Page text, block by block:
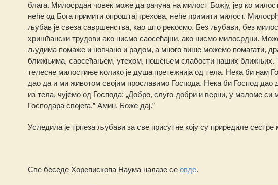
блага. Милосрдан човек може да рачуна на милост Божју, јер ко
неће од Бога примити опроштај грехова, неће примити милост.
љубав је свеза савршенства, као што рекосмо. Без љубави, без
хришћански трудови ако нисмо саосећајни, ако нисмо милосрдни.
људима помаже и новчано и радом, а много више можемо помагати,
ближњима, саосећањем, утехом, ношењем слабости наших ближњих.
телесне милостиње колико је душа претежнија од тела. Нека би
дао да и ми животом својим прославимо Господа. Нека би Господ
из тела, чујемо од Господа: „Добро, слуго добри и верни, у маломе
Господара својега.” Амин, Боже дај.”
Уследила је трпеза љубави за све присутне коју су приредиле сестре
Све беседе Хорепископа Наума налазе се овде.